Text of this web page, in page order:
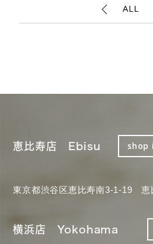
ALL
恵比寿店 Ebisu shop
東京都渋谷区恵比寿南3-1-19 恵
横浜店 Yokohama